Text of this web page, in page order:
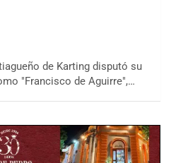
de Karting disputó su
"Francisco de Aguirre",…